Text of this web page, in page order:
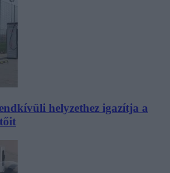
helyzethez igazítja a